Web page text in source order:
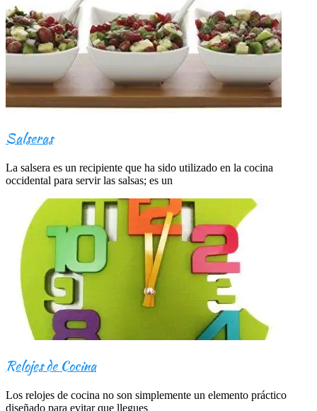
Salseras
La salsera es un recipiente que ha sido utilizado en la cocina
occidental para servir las salsas; es un
Relojes de Cocina
Los relojes de cocina no son simplemente un elemento práctico
diseñado para evitar que llegues